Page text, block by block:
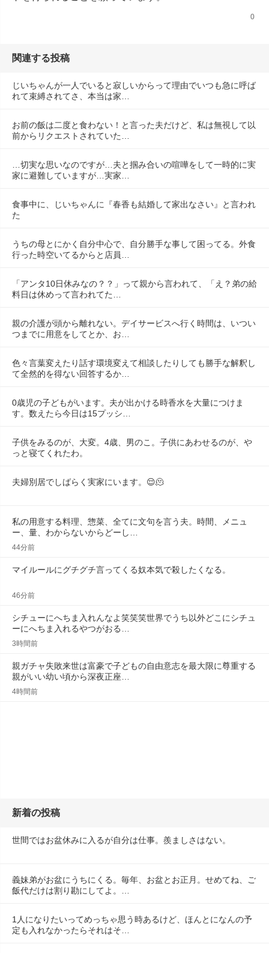
0
関連する投稿
じいちゃんが一人でいると寂しいからって理由でいつも急に呼ば
れて束縛されてさ、本当は家…
お前の飯は二度と食わない！と言った夫だけど、私は無視して以
前からリクエストされていた…
…切実な思いなのですが…夫と掴み合いの喧嘩をして一時的に実
家に避難していますが…実家…
食事中に、じいちゃんに『春香も結婚して家出なさい』と言われ
た
うちの母とにかく自分中心で、自分勝手な事して困ってる。外食
行った時空いてるからと店員…
「アンタ10日休みなの？？」って親から言われて、「え？弟の給
料日は休めって言われてた…
親の介護が頭から離れない。デイサービスへ行く時間は、いつい
つまでに用意をしてとか、お…
色々言葉変えたり話す環境変えて相談したりしても勝手な解釈し
て全然的を得ない回答するか…
0歳児の子どもがいます。夫が出かける時香水を大量につけま
す。数えたら今日は15プッシ…
子供をみるのが、大変。4歳、男のこ。子供にあわせるのが、や
っと寝てくれたわ。
夫婦別居でしばらく実家にいます。😌🫠
私の用意する料理、惣菜、全てに文句を言う夫。時間、メニュ
ー、量、わからないからどーし…
44分前
マイルールにグチグチ言ってくる奴本気で殺したくなる。
46分前
シチューにへちま入れんなよ笑笑笑世界でうち以外どこにシチュ
ーにへちま入れるやつがおる…
3時間前
親ガチャ失敗来世は富豪で子どもの自由意志を最大限に尊重する
親がいい幼い頃から深夜正座…
4時間前
新着の投稿
世間ではお盆休みに入るが自分は仕事。羨ましさはない。
義妹弟がお盆にうちにくる。毎年、お盆とお正月。せめてね、ご
飯代だけは割り勘にしてよ。…
1人になりたいってめっちゃ思う時あるけど、ほんとになんの予
定も入れなかったらそれはそ…